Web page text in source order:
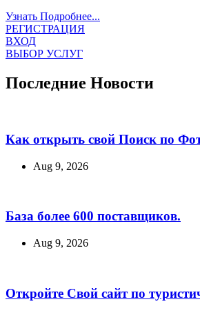
Узнать Подробнее...
РЕГИСТРАЦИЯ
ВХОД
ВЫБОР УСЛУГ
Последние Новости
Как открыть свой Поиск по
Aug 9, 2026
База более 600 поставщиков.
Aug 9, 2026
Откройте Свой сайт по